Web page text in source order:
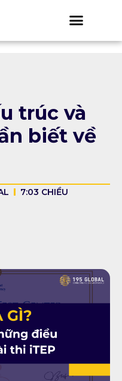
trúc và
biết về
7:03 CHIỀU